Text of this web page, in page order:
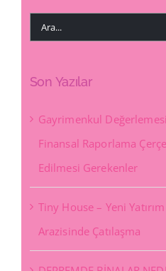
Ara:
Son Yazılar
Gayrimenkul
Finansal Raporlama
Edilmesi Gerekenler
Tiny House – Yeni
Arazisinde Çatılaşma